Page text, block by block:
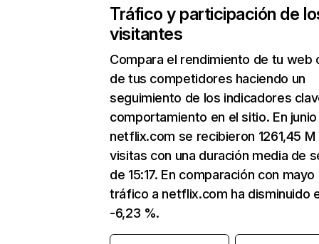
Tráfico y participación de
visitantes
Compara el rendimiento de tu web
de tus competidores haciendo un
seguimiento de los indicadores
comportamiento en el sitio. En junio
netflix.com se recibieron 1261,45 M
visitas con una duración media de
de 15:17. En comparación con mayo
tráfico a netflix.com ha disminuido
-6,23 %.